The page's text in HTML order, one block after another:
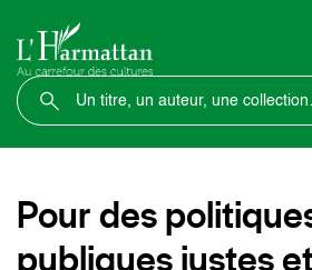
Pour des
publiques justes